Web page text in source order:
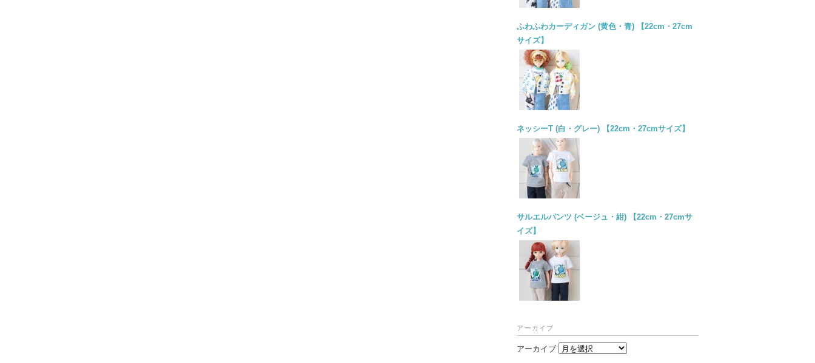
ふわふわカーディガン (黄色・青) 【22cm・27cm
サイズ】
ネッシーT (白・グレー) 【22cm・27cmサイズ】
サルエルパンツ (ベージュ・紺) 【22cm・27cmサ
イズ】
アーカイブ
アーカイブ